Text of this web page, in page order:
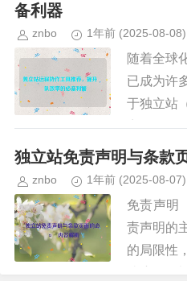
备利器
znbo 1年前 (2025-08-08)
随着全球
已成为许
于独立站
容创作等
优化协作
独立站免责声明与条款
znbo 1年前 (2025-08-07)
免责声明
责声明的
的局限性